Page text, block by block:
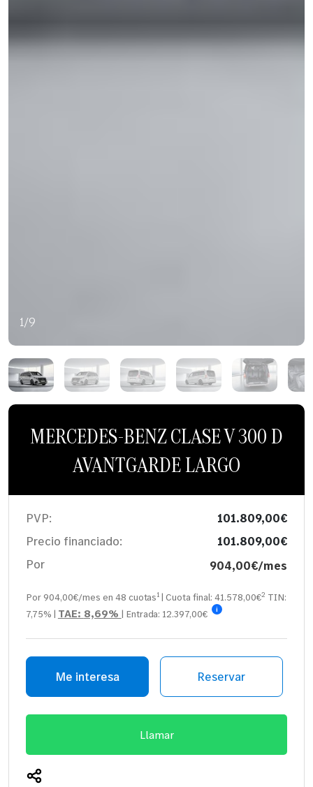
1/9
MERCEDES-BENZ CLASE V 300 D
AVANTGARDE LARGO
PVP:
101.809,00€
Precio financiado:
101.809,00€
Por
904,00€/mes
Por 904,00€/mes en 48 cuotas1 | Cuota final:41.578,00€2 TIN:
7,75% | TAE: 8,69% | Entrada: 12.397,00€ i
Me interesa Reservar
Llamar